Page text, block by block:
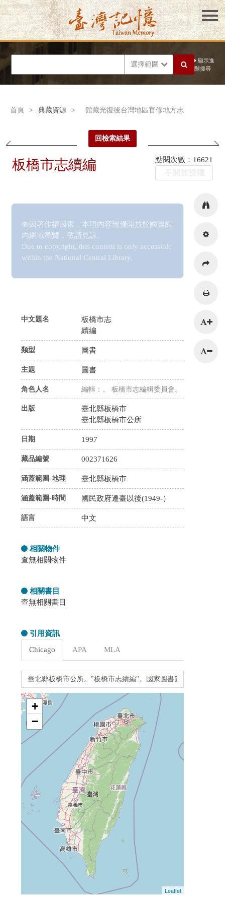
選擇範圍
顯示進
階搜尋
首頁 > 典藏資源 > 館藏光復後台灣地區官修地方志
回檢索結果
板橋市志續編 點閱次數：16621
因著作權因素，本項內容現僅開放於國圖館
內網域瀏覽，敬請見諒。
Due to copyright, this content is only accessible
within the National Central Library.
中文題名
板橋市志
續編
類型 圖書
主題 圖書
角色人名 編輯：。 板橋市志編輯委員會。
出版
臺北縣板橋市
臺北縣板橋市公所
日期 1997
藏品編號 002371626
涵蓋範圍-地理 臺北縣板橋市
涵蓋範圍-時間 國民政府遷臺以後(1949-）
語言 中文
相關物件
查無相關物件
相關書目
查無相關書目
引用資訊
Chicago
APA MLA
+
−
Leaflet